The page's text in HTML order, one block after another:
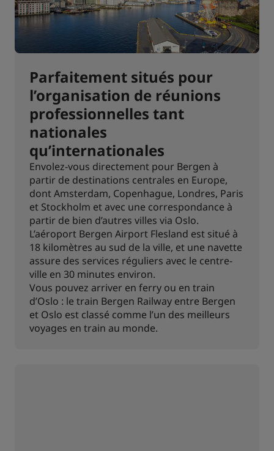
Parfaitement situés pour
l’organisation de réunions
professionnelles tant
nationales
qu’internationales
Envolez-vous directement pour Bergen à
partir de destinations centrales en Europe,
dont Amsterdam, Copenhague, Londres, Paris
et Stockholm et avec une correspondance à
partir de bien d’autres villes via Oslo.
L’aéroport Bergen Airport Flesland est situé à
18 kilomètres au sud de la ville, et une navette
assure des services réguliers avec le centre-
ville en 30 minutes environ.
Vous pouvez arriver en ferry ou en train
d’Oslo : le train Bergen Railway entre Bergen
et Oslo est classé comme l’un des meilleurs
voyages en train au monde.